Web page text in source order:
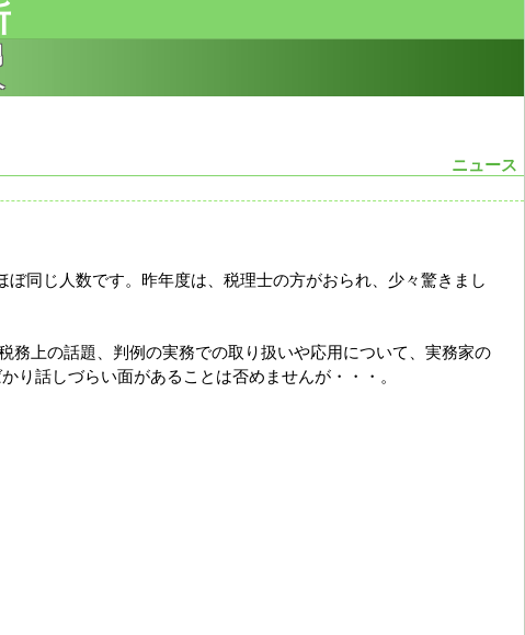
ニュース
同じ人数です。昨年度は、税理士の方がおられ、少々驚きまし
上の話題、判例の実務での取り扱いや応用について、実務家の
り話しづらい面があることは否めませんが・・・。